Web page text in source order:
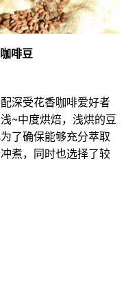
啡豆
深受花香咖啡爱好者
~中度烘焙，浅烘的豆
了确保能够充分萃取
煮，同时也选择了较